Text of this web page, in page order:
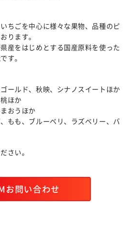
ちごを中心に様々な果物、品種のピ
ります。
産をはじめとする国産原料を使った
す。
ールド、秋映、シナノスイートほか
ほか
おうほか
もも、ブルーベリ、ラズベリー、バ
さい。
お問い合わせ